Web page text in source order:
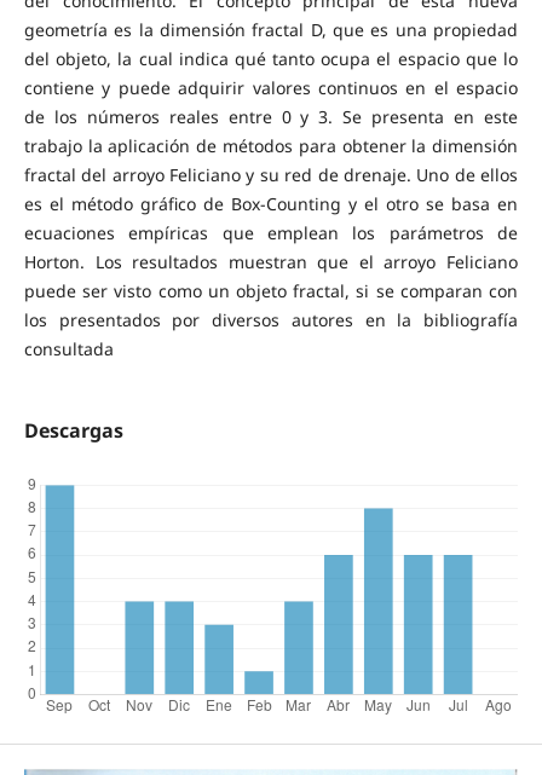
geometría es la dimensión fractal D, que es una propiedad
del objeto, la cual indica qué tanto ocupa el espacio que lo
contiene y puede adquirir valores continuos en el espacio
de los números reales entre 0 y 3. Se presenta en este
trabajo la aplicación de métodos para obtener la dimensión
fractal del arroyo Feliciano y su red de drenaje. Uno de ellos
es el método gráfico de Box-Counting y el otro se basa en
ecuaciones empíricas que emplean los parámetros de
Horton. Los resultados muestran que el arroyo Feliciano
puede ser visto como un objeto fractal, si se comparan con
los presentados por diversos autores en la bibliografía
consultada
Descargas